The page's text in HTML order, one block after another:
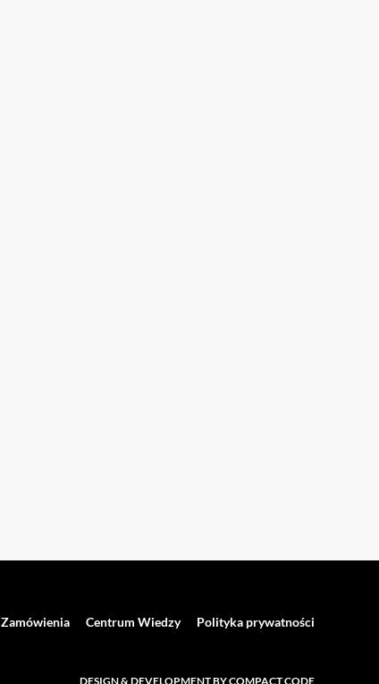
Zamówienia Centrum Wiedzy Polityka prywatności
DESIGN & DEVELOPMENT BY COMPACT CODE